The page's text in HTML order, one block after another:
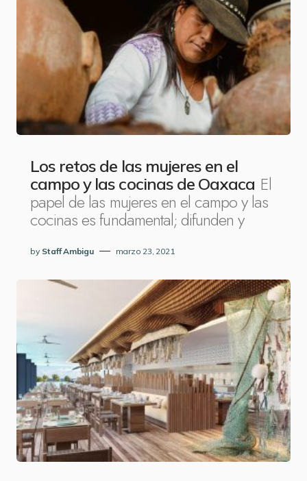
Los retos de las mujeres en el
campo y las cocinas de Oaxaca El
papel de las mujeres en el campo y las
cocinas es fundamental; difunden y
by Staff Ambigu marzo 23, 2021